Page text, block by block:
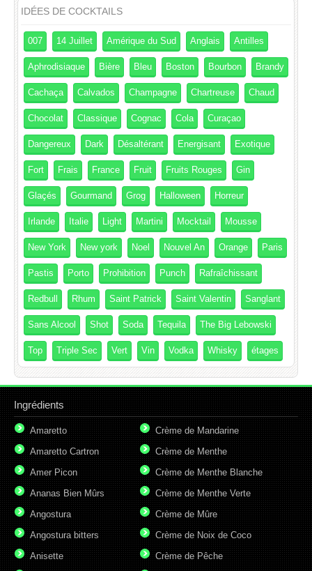
IDÉES DE COCKTAILS
007 14 Juillet Amérique du Sud Anglais Antilles
Aphrodisiaque Bière Bleu Boston Bourbon Brandy
Cachaça Calvados Champagne Chartreuse Chaud
Chocolat Classique Cognac Cola Curaçao
Dangereux Dark Désaltérant Energisant Exotique
Fort Frais France Fruit Fruits Rouges Gin
Glaçés Gourmand Grog Halloween Horreur
Irlande Italie Light Martini Mocktail Mousse
New York New york Noel Nouvel An Orange Paris
Pastis Porto Prohibition Punch Rafraîchissant
Redbull Rhum Saint Patrick Saint Valentin Sanglant
Sans Alcool Shot Soda Tequila The Big Lebowski
Top Triple Sec Vert Vin Vodka Whisky étages
Ingrédients
Amaretto
Amaretto Cartron
Amer Picon
Ananas Bien Mûrs
Angostura
Angostura bitters
Anisette
Crème de Mandarine
Crème de Menthe
Crème de Menthe Blanche
Crème de Menthe Verte
Crème de Mûre
Crème de Noix de Coco
Crème de Pêche